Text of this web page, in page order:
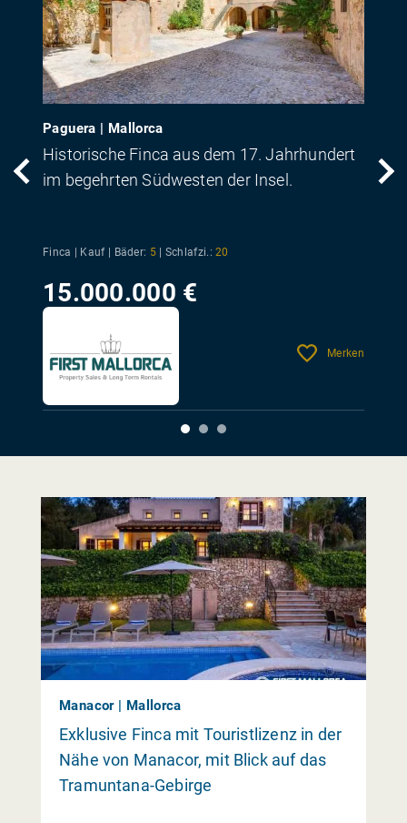
Paguera | Mallorca
Historische Finca aus dem 17. Jahrhundert
im begehrten Südwesten der Insel.
Finca | Kauf | Bäder: 5 | Schlafzi.: 20
15.000.000 €
Merken
Manacor | Mallorca
Exklusive Finca mit Touristlizenz in der
Nähe von Manacor, mit Blick auf das
Tramuntana-Gebirge